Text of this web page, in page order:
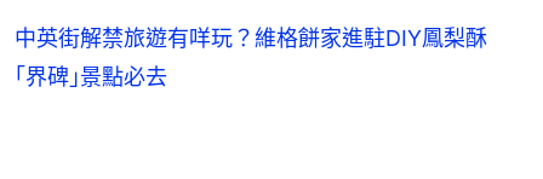
中英街解禁旅遊有咩玩？維格餅家進駐DIY鳳梨酥
｢界碑｣景點必去